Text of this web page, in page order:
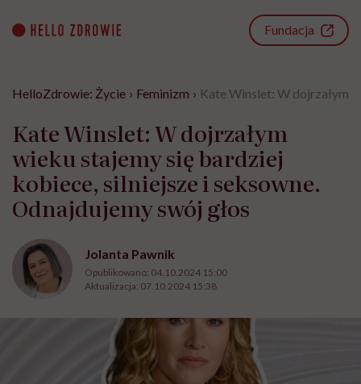
content
Fundacja
HelloZdrowie: Życie › Feminizm › Kate Winslet: W dojrzałym
Kate Winslet: W dojrzałym
wieku stajemy się bardziej
kobiece, silniejsze i seksowne.
Odnajdujemy swój głos
Jolanta Pawnik
Opublikowano: 04.10.2024 15:00
Aktualizacja: 07.10.2024 15:38